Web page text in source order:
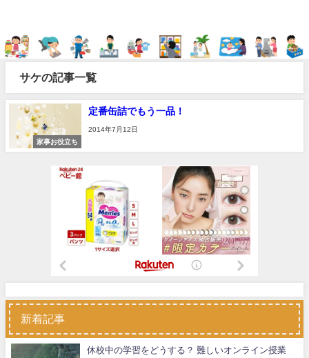
サケの記事一覧
家事お役立ち
定番缶詰でもう一品！
2014年7月12日
新着記事
休校中の学習をどうする？ 難しいオンライン授業